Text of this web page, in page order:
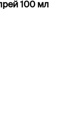
100 мл